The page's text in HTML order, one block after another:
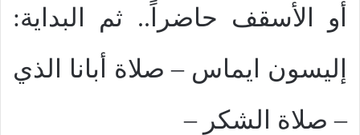
أو الأسقف حاضراً.. ثم البداية:
إليسون ايماس – صلاة أبانا الذي
– صلاة الشكر –